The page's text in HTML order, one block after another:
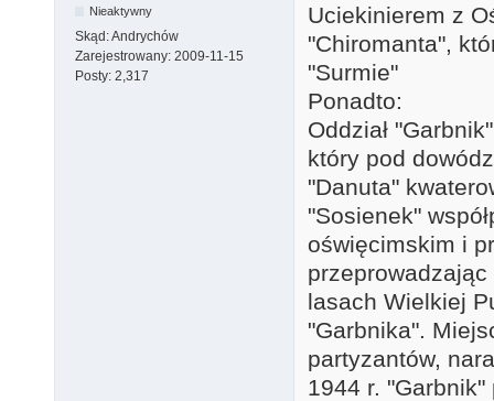
Nieaktywny
Skąd:Andrychów
Zarejestrowany: 2009-11-15
Posty: 2,317
Uciekinierem z
"Chiromanta",
"Surmie"
Ponadto:
Oddział
który pod
"Danuta"
"Sosienek"
oświęcimskim i
przeprowadzając
lasach Wielkiej
"Garbnika".
partyzantów,
1944 r. "Garbnik"